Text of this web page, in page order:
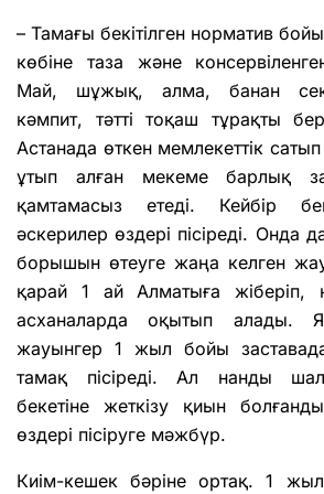
– Тамағы бекітілген норматив
көбіне таза және
Май, шұжық, алма, банан
кәмпит, тәтті тоқаш тұрақты
Астанада өткен мемлекеттік
ұтып алған мекеме барлық
қамтамасыз етеді. Кейбір
әскерилер өздері пісіреді. Онда
борышын өтеуге жаңа келген
қарай 1 ай Алматыға жіберіп,
асханаларда оқытып алады.
жауынгер 1 жыл бойы
тамақ пісіреді. Ал нанды
бекетіне жеткізу қиын
өздері пісіруге мәжбүр.
Киім-кешек бәріне ортақ. 1